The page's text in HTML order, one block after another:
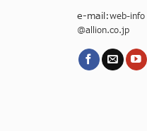
e-mail:web-info
@allion.co.jp